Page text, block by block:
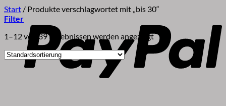
Start / Produkte verschlagwortet mit „bis 30“
Filter
1–12 von 39 Ergebnissen werden angezeigt